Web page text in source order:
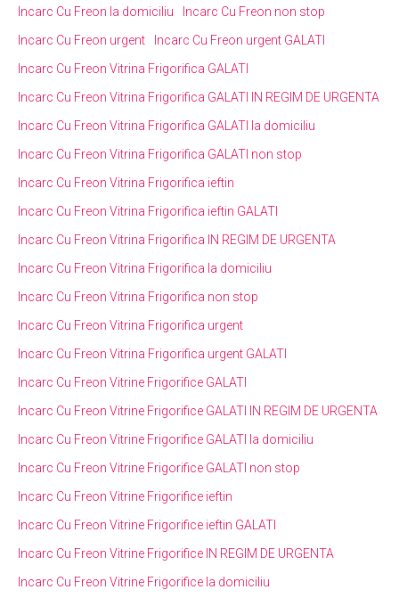
Incarc Cu Freon la domiciliu
Incarc Cu Freon non stop
Incarc Cu Freon urgent
Incarc Cu Freon urgent GALATI
Incarc Cu Freon Vitrina Frigorifica GALATI
Incarc Cu Freon Vitrina Frigorifica GALATI IN REGIM DE URGENTA
Incarc Cu Freon Vitrina Frigorifica GALATI la domiciliu
Incarc Cu Freon Vitrina Frigorifica GALATI non stop
Incarc Cu Freon Vitrina Frigorifica ieftin
Incarc Cu Freon Vitrina Frigorifica ieftin GALATI
Incarc Cu Freon Vitrina Frigorifica IN REGIM DE URGENTA
Incarc Cu Freon Vitrina Frigorifica la domiciliu
Incarc Cu Freon Vitrina Frigorifica non stop
Incarc Cu Freon Vitrina Frigorifica urgent
Incarc Cu Freon Vitrina Frigorifica urgent GALATI
Incarc Cu Freon Vitrine Frigorifice GALATI
Incarc Cu Freon Vitrine Frigorifice GALATI IN REGIM DE URGENTA
Incarc Cu Freon Vitrine Frigorifice GALATI la domiciliu
Incarc Cu Freon Vitrine Frigorifice GALATI non stop
Incarc Cu Freon Vitrine Frigorifice ieftin
Incarc Cu Freon Vitrine Frigorifice ieftin GALATI
Incarc Cu Freon Vitrine Frigorifice IN REGIM DE URGENTA
Incarc Cu Freon Vitrine Frigorifice la domiciliu